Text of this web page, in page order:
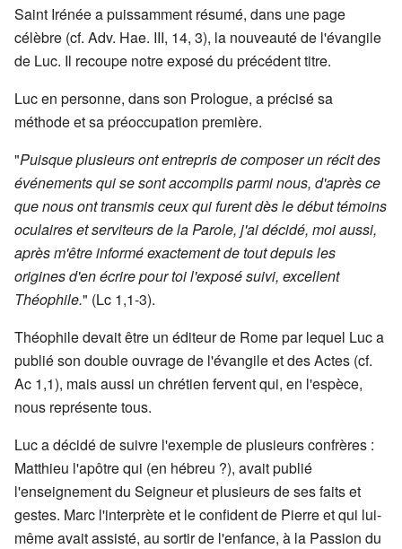
Saint Irénée a puissamment résumé, dans une page
célèbre (cf. Adv. Hae. III, 14, 3), la nouveauté de l'évangile
de Luc. Il recoupe notre exposé du précédent titre.
Luc en personne, dans son Prologue, a précisé sa
méthode et sa préoccupation première.
"Puisque plusieurs ont entrepris de composer un récit des
événements qui se sont accomplis parmi nous, d'après ce
que nous ont transmis ceux qui furent dès le début témoins
oculaires et serviteurs de la Parole, j'ai décidé, moi aussi,
après m'être informé exactement de tout depuis les
origines d'en écrire pour toi l'exposé suivi, excellent
Théophile." (Lc 1,1-3).
Théophile devait être un éditeur de Rome par lequel Luc a
publié son double ouvrage de l'évangile et des Actes (cf.
Ac 1,1), mais aussi un chrétien fervent qui, en l'espèce,
nous représente tous.
Luc a décidé de suivre l'exemple de plusieurs confrères :
Matthieu l'apôtre qui (en hébreu ?), avait publié
l'enseignement du Seigneur et plusieurs de ses faits et
gestes. Marc l'interprète et le confident de Pierre et qui lui-
même avait assisté, au sortir de l'enfance, à la Passion du